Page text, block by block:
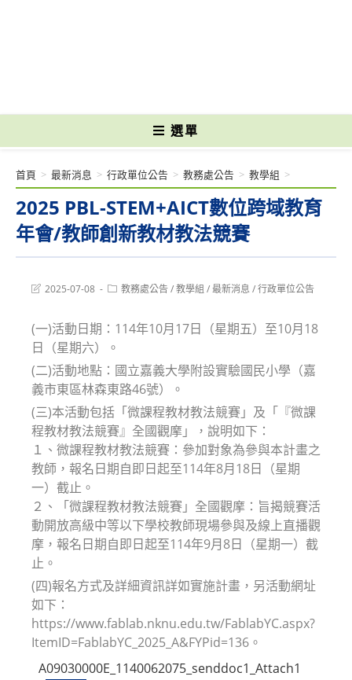
選單
2025 PBL-STEM+AICT數位跨域教育
年會/教師創新教材教法競賽
首頁 > 最新消息 > 行政單位公告 > 教務處公告 > 教學組 >
Post2025-07-08
Post教務處公告/教學組 /最新消息 /行政單位公告
(一)活動日期：114年10月17日（星期五）至10月18
日（星期六）。
(二)活動地點：國立嘉義大學附設實驗國民小學（嘉
義市東區林森東路46號）。
(三)本活動包括「微課程教材教法競賽」及「『微課
程教材教法競賽』全國觀摩」，說明如下：
１、微課程教材教法競賽：參加對象為參與本計畫之
教師，報名日期自即日起至114年8月18日（星期
一）截止。
２、「微課程教材教法競賽」全國觀摩：旨揭競賽活
動開放高級中等以下學校教師現場參與及線上直播觀
摩，報名日期自即日起至114年9月8日（星期一）截
止。
(四)報名方式及詳細資訊詳如實施計畫，另活動網址
如下：
https://www.fablab.nknu.edu.tw/FablabYC.aspx?
ItemID=FablabYC_2025_A&FYPid=136。
A09030000E_1140062075_senddoc1_Attach1